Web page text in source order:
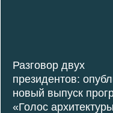
Разговор двух
президентов:
новый выпуск
«Голос